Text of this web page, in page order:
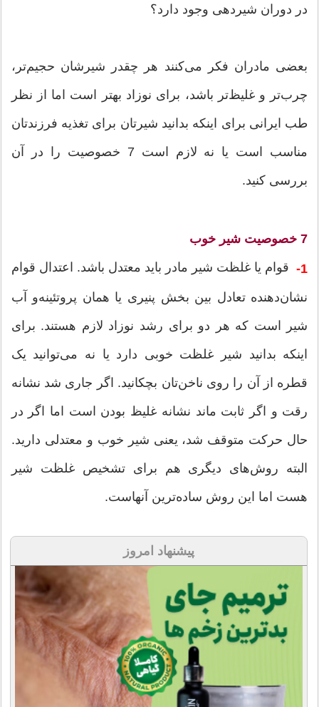
در دوران شیردهی وجود دارد؟
بعضی مادران فکر می‌کنند هر چقدر شیرشان حجیم‌تر،
چرب‌تر و غلیظ‌تر باشد، برای نوزاد بهتر است اما از نظر
طب ایرانی برای اینکه بدانید شیرتان برای تغذیه فرزندتان
مناسب است یا نه لازم است 7 خصوصیت را در آن
بررسی کنید.
7 خصوصیت شیر خوب
1- قوام یا غلظت شیر مادر باید معتدل باشد. اعتدال قوام
نشان‌دهنده تعادل بین بخش پنیری یا همان پروتئینه‌و آب
شیر است که هر دو برای رشد نوزاد لازم هستند. برای
اینکه بدانید شیر غلظت خوبی دارد یا نه می‌توانید یک
قطره از آن را روی ناخن‌تان بچکانید. اگر جاری شد نشانه
رقت و اگر ثابت ماند نشانه غلیظ بودن است اما اگر در
حال حرکت متوقف شد، یعنی شیر خوب و معتدلی دارید.
البته روش‌های دیگری هم برای تشخیص غلظت شیر
هست اما این روش ساده‌ترین آنهاست.
پیشنهاد امروز